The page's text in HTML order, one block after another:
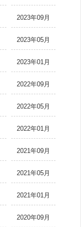
2023年09月
2023年05月
2023年01月
2022年09月
2022年05月
2022年01月
2021年09月
2021年05月
2021年01月
2020年09月